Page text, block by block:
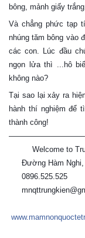
bông, mảnh giấy
Và chẳng phức tạp
nhúng tăm bông vào
các con. Lúc đầu
ngọn lửa thì ...hô
không nào?
Tại sao lại xảy ra
hành thí nghiệm để
thành công!
Welcome to
Đường Hàm
0896.525.525